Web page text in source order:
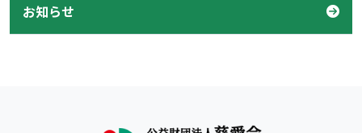
お知らせ